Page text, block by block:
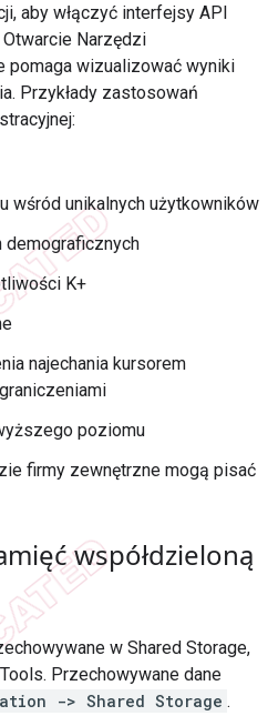
aby włączyć interfejsy API
Narzędzi
pomaga wizualizować wyniki
Przykłady zastosowań
wśród unikalnych użytkowników
demograficznych
K+
najechania kursorem
poziomu
firmy zewnętrzne mogą pisać
współdzieloną
w Shared Storage,
Przechowywane dane
-> Shared Storage .